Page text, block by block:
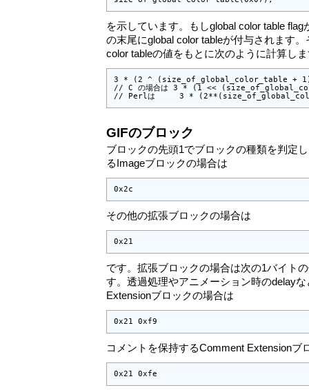
を示しています。もしglobal color table
の末尾にglobal color tableが付与されます
color tableの値をもとに次のように計算し
3 * (2 ^ (size_of_global_color_table +
// C の場合は 3 * (1 <<
// Perlは     3 *
GIFのブロック
ブロックの先頭1でブロックの種類を判定
るImageブロックの場合は
0x2c
その他の拡張ブロックの場合は
0x21
です。拡張ブロックの場合は次の1バイト
す。透過処理やアニメーション時のdelay
Extensionブロックの場合は
0x21 0xf9
コメントを保持するComment Extensionブ
0x21 0xfe